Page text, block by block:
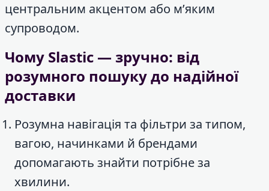
центральним акцентом або м’яким
супроводом.
Чому Slastic — зручно: від
розумного пошуку до надійної
доставки
Розумна навігація та фільтри за типом,
вагою, начинками й брендами
допомагають знайти потрібне за
хвилини.